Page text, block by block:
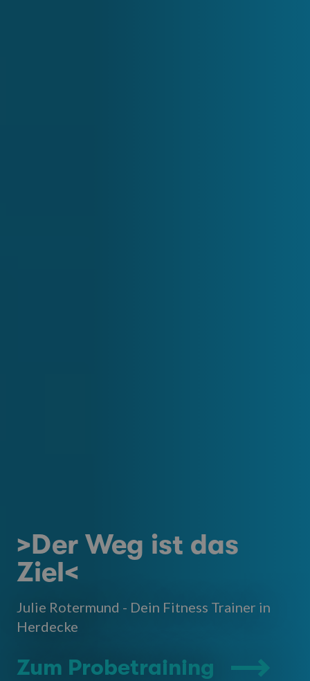
>Der Weg ist das
Ziel<
Julie Rotermund - Dein Fitness Trainer in
Herdecke
Zum Probetraining